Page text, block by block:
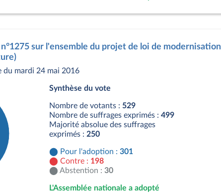
sur l'ensemble du projet de loi de
du mardi 24 mai 2016
Synthèse du vote
Nombre de votants : 529
Nombre de suffrages exprimés : 499
Majorité absolue des suffrages
exprimés : 250
Pour l'adoption : 301
Contre : 198
Abstention : 30
L'Assemblée nationale a adopté